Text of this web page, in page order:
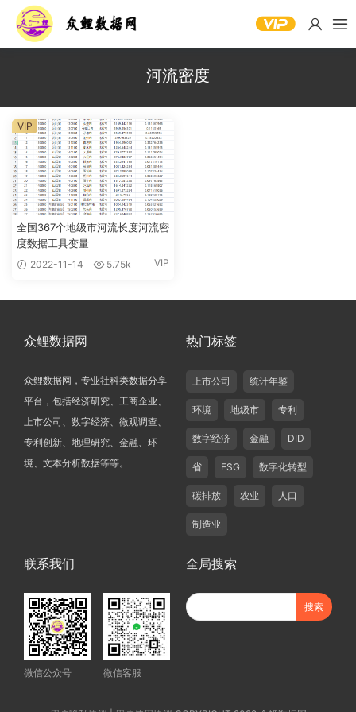
河流密度
全国367个地级市河流长度河流密
度数据工具变量
2022-11-14 5.75k VIP
VIP
众鲤数据网
众鲤数据网，专业社科类数据分享
平台，包括经济研究、工商企业、
上市公司、数字经济、微观调查、
专利创新、地理研究、金融、环
境、文本分析数据等等。
热门标签
上市公司 统计年鉴
环境 地级市 专利
数字经济 金融 DID
省 ESG 数字化转型
碳排放 农业 人口
制造业
联系我们
微信公众号 微信客服
全局搜索